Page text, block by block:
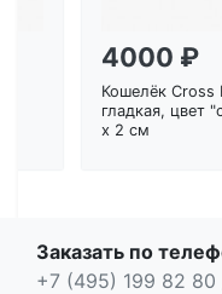
4000 ₽
Кошелёк Cross
гладкая, цвет
x 2 см
Заказать по
+7 (495) 199 82 80